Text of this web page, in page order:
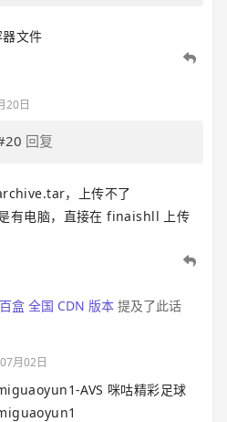
文件
20日
回复
，上传不了
有电脑，直接在 finaishll 上传
盒 全国 CDN 版本 提及了此话
月02日
AVS 咪咕精彩足球